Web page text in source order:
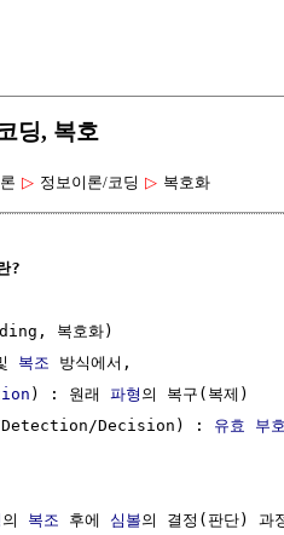
딩, 복호
▷ 정보이론/코딩 ▷ 복호화
?
복호화)
복조 방식에서,
) : 원래 파형 의 복구(복제)
Decision) :
유효 부
의 복조 후에 심볼의 결정(판단)